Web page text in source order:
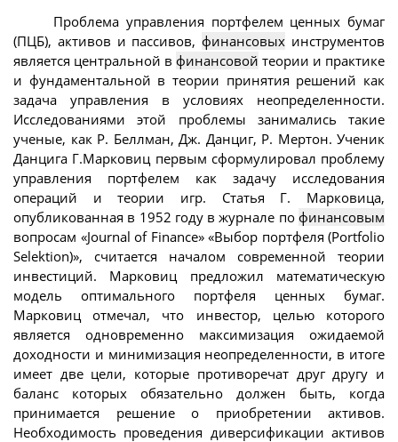
Проблема управления портфелем ценных бумаг
(ПЦБ), активов и пассивов,финансовых инструментов
является центральной в финансовой теории и практике
и фундаментальной в теории принятия решений как
задача управления в условиях неопределенности.
Исследованиями этой проблемы занимались такие
ученые, как Р. Беллман, Дж. Данциг, Р. Мертон. Ученик
Данцига Г.Марковиц первым сформулировал проблему
управления портфелем как задачу исследования
операций и теории игр. Статья Г. Марковица,
опубликованная в 1952 году в журнале по финансовым
вопросам «Journal of Finance» «Выбор портфеля (Portfolio
Selektion)», считается началом современной теории
инвестиций. Марковиц предложил математическую
модель оптимального портфеля ценных бумаг.
Марковиц отмечал, что инвестор, целью которого
является одновременно максимизация ожидаемой
доходности и минимизация неопределенности, в итоге
имеет две цели, которые противоречат друг другу и
баланс которых обязательно должен быть, когда
принимается решение о приобретении активов.
Необходимость проведения диверсификации активов